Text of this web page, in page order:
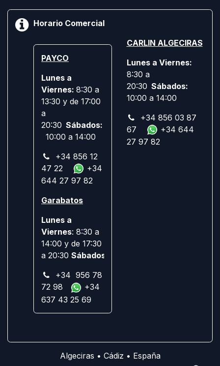
Horario Comercial
PAYCO
Lunes a
Viernes: 8:30 a
13:30 y de 17:00
a
20:30 Sábados:
10:00 a 14:00
+34 856 12
47 22
+34
644 27 97 82
Garabatos
Lunes a
Viernes: 8:30 a
14:00 y de 17:30
a 20:30 Sábados:
+34 956 78
72 98
+34
637 43 25 69
CARLIN ALGECIRAS
Lunes a Viernes:
8:30 a
20:30 Sábados:
10:00 a 14:00
+34 856 03 87
67
+34 644
27 97 82
Algeciras • Cádiz • España